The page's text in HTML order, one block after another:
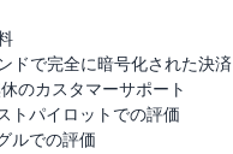
ドで完全に暗号化された決済
のカスタマーサポート
トパイロットでの評価
ルでの評価